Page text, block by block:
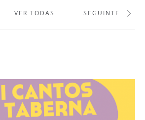
VER TODAS SEGUINTE